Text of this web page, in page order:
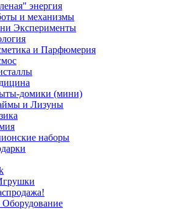
энергия
и механизмы
Эксперименты
и Парфюмерия
домики (мини)
и Лизуны
наборы
Оборудование